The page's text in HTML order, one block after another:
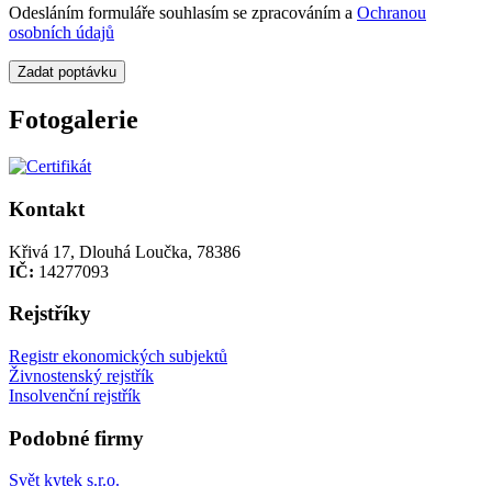
Odesláním formuláře souhlasím se zpracováním a Ochranou
osobních údajů
Zadat poptávku
Fotogalerie
Kontakt
Křivá 17, Dlouhá Loučka, 78386
IČ: 14277093
Rejstříky
Registr ekonomických subjektů
Živnostenský rejstřík
Insolvenční rejstřík
Podobné firmy
Svět kytek s.r.o.